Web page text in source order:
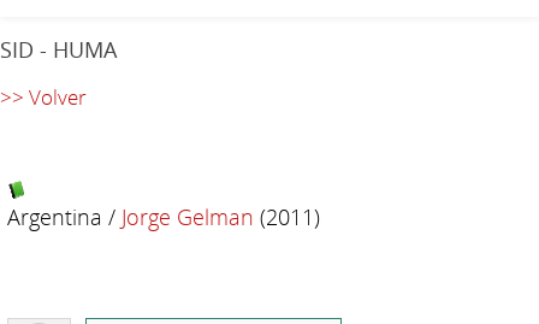
SID - HUMA
>> Volver
Argentina / Jorge Gelman (2011)